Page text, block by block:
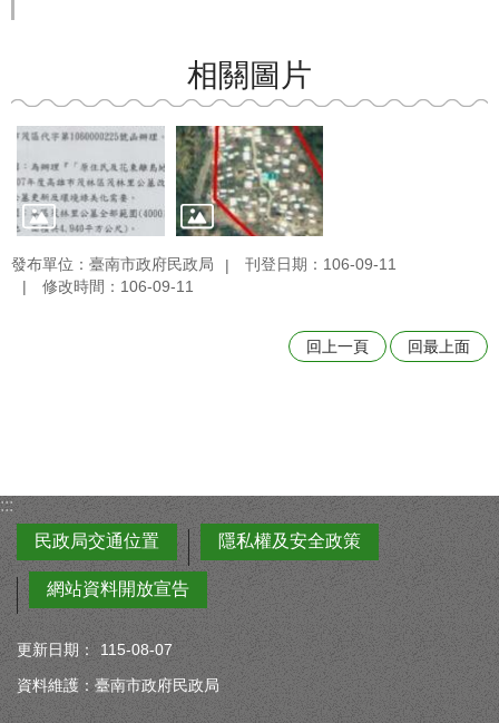
相關圖片
發布單位：臺南市政府民政局
刊登日期：106-09-11
修改時間：106-09-11
回上一頁 回最上面
:::
民政局交通位置
隱私權及安全政策
網站資料開放宣告
更新日期：
115-08-07
資料維護：臺南市政府民政局